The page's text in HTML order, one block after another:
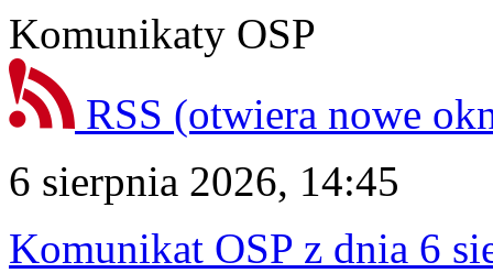
Komunikaty OSP
RSS (otwiera nowe
6 sierpnia 2026, 14:45
Komunikat OSP z dnia 6